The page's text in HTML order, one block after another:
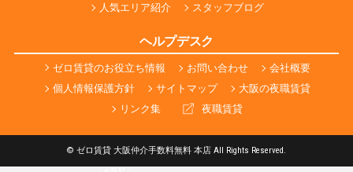
人気エリア紹介
スタッフブログ
ヘルプデスク
ゼロ賃貸のお役立ち情報 お問い合わせ
会社概要
個人情報保護方針
サイトマップ
大阪の夜職賃貸
リンク集
夜職賃貸
© ゼロ賃貸 大阪仲介手数料無料 本店 All Rights Reserved.